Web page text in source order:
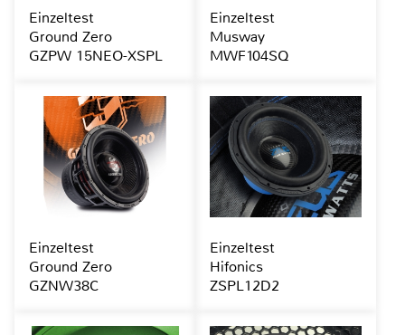
Einzeltest
Ground Zero
GZPW 15NEO-XSPL
Einzeltest
Musway
MWF104SQ
Einzeltest
Ground Zero
GZNW38C
Einzeltest
Hifonics
ZSPL12D2